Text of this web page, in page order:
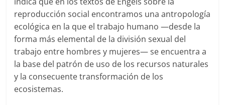
reproducción social encontramos una antropología
ecológica en la que el trabajo humano —desde la
forma más elemental de la división sexual del
trabajo entre hombres y mujeres— se encuentra a
la base del patrón de uso de los recursos naturales
y la consecuente transformación de los
ecosistemas.